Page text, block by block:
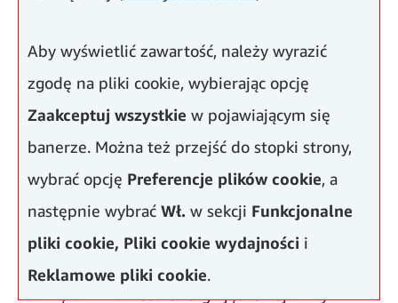
Aby wyświetlić zawartość, należy wyrazić
zgodę na pliki cookie, wybierając opcję
Zaakceptuj wszystkie w pojawiającym się
banerze. Można też przejść do stopki strony,
wybrać opcję Preferencje plików cookie, a
następnie wybrać Wł. w sekcji Funkcjonalne
pliki cookie, Pliki cookie wydajności i
Reklamowe pliki cookie.